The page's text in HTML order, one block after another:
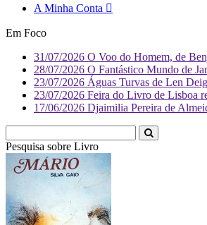
A Minha Conta
Em Foco
31/07/2026 O Voo do Homem, de
28/07/2026 O Fantástico Mundo de
23/07/2026 Águas Turvas de Len
23/07/2026 Feira do Livro de Lisboa
17/06/2026 Djaimilia Pereira de
Pesquisa sobre Literatura